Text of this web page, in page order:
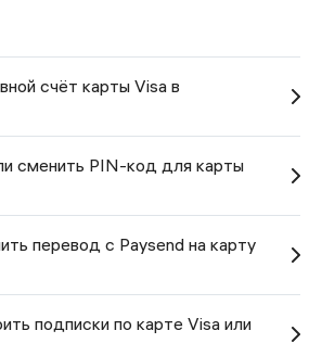
счёт карты Visa в
сменить PIN-код для карты
перевод с Paysend на карту
подписки по карте Visa или